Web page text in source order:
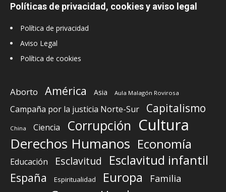
Políticas de privacidad, cookies y aviso legal
Política de privacidad
Aviso Legal
Política de cookies
Aborto América Asia Aula Malagón Rovirosa
Campaña por la justicia Norte-Sur Capitalismo
China Ciencia Corrupción Cultura
Derechos Humanos Economía
Educación Esclavitud Esclavitud infantil
España Espiritualidad Europa Familia